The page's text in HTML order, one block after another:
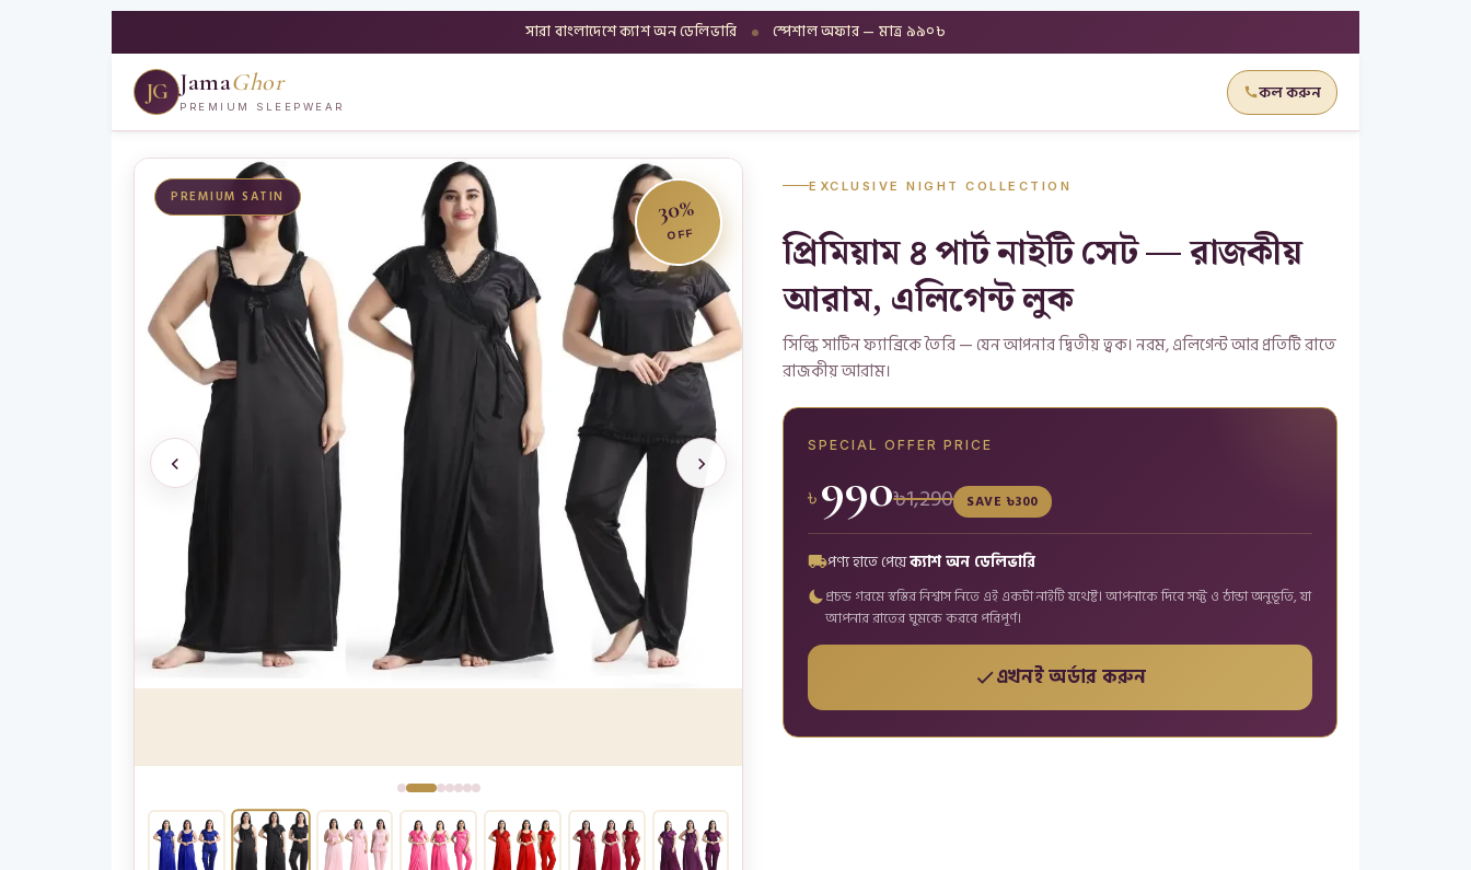
সারা বাংলাদেশে ক্যাশ অন ডেলিভারি স্পেশাল অফার — মাত্র ৯৯০৳
JG JamaGhor
PREMIUM SLEEPWEAR
কল করুন
PREMIUM SATIN 30%
OFF
EXCLUSIVE NIGHT COLLECTION
প্রিমিয়াম ৪ পার্ট নাইটি সেট — রাজকীয়
আরাম, এলিগেন্ট লুক
সিল্কি সাটিন ফ্যাব্রিকে তৈরি — যেন আপনার দ্বিতীয় ত্বক। নরম, এলিগেন্ট আর প্রতিটি রাতে
রাজকীয় আরাম।
SPECIAL OFFER PRICE
৳990৳1,290 SAVE ৳300
পণ্য হাতে পেয়েক্যাশ অন ডেলিভারি
প্রচন্ড গরমে স্বস্তির নিশ্বাস নিতে এই একটা নাইটি যথেষ্ট। আপনাকে দিবে সফ্ট ও ঠান্ডা অনুভূতি, যা
আপনার রাতের ঘুমকে করবে পরিপূর্ণ।
এখনই অর্ডার করুন